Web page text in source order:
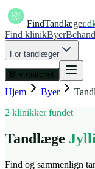
FindTandlæger
Find klinikByer
For tandlæger
Bliv matchet
Hjem Byer
2 klinikker fundet
Tandlæge
Find og sammenlign